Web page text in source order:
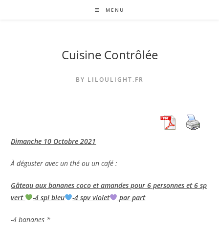
MENU
Cuisine Contrôlée
BY LILOULIGHT.FR
Dimanche 10 Octobre 2021
À déguster avec un thé ou un café :
Gâteau aux bananes coco et amandes pour 6 personnes et 6 sp
vert
-4 spl bleu -4 spv violet par part
-4 bananes *